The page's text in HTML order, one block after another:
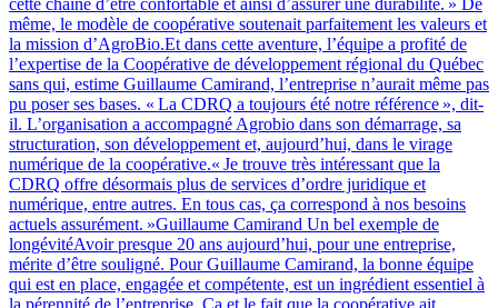
cette chaîne d’être confortable et ainsi d’assurer une durabilité. » De
même, le modèle de coopérative soutenait parfaitement les valeurs et
la mission d’AgroBio.Et dans cette aventure, l’équipe a profité de
l’expertise de la Coopérative de développement régional du Québec
sans qui, estime Guillaume Camirand, l’entreprise n’aurait même pas
pu poser ses bases. « La CDRQ a toujours été notre référence », dit-
il. L’organisation a accompagné Agrobio dans son démarrage, sa
structuration, son développement et, aujourd’hui, dans le virage
numérique de la coopérative.« Je trouve très intéressant que la
CDRQ offre désormais plus de services d’ordre juridique et
numérique, entre autres. En tous cas, ça correspond à nos besoins
actuels assurément. »Guillaume Camirand Un bel exemple de
longévitéAvoir presque 20 ans aujourd’hui, pour une entreprise,
mérite d’être souligné. Pour Guillaume Camirand, la bonne équipe
qui est en place, engagée et compétente, est un ingrédient essentiel à